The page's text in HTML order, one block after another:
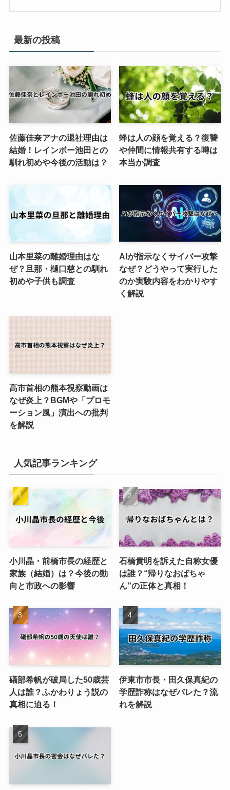
最新の投稿
佐藤佳奈アナの退社理由は
結婚！レインボー池田との
馴れ初めや今後の活動は？
蜂は人の顔を覚える？復讐
や仲間に情報共有する噂は
本当か調査
山本里菜の離婚理由はな
ぜ？旦那・樋口慈との馴れ
初めや子供も調査
AIが指示なくサイバー攻撃
なぜ？どうやって実行した
のか実験内容をわかりやす
く解説
高市首相の熊本視察動画は
なぜ炎上？BGMや「プロモ
ーション風」演出への批判
を解説
人気記事ランキング
小川晶・前橋市長の経歴と
家族（結婚）は？今後の動
向と市政への影響
石橋貴明を訴えた自称女優
は誰？“帰りなおばちゃ
ん”の正体と真相！
礒部希帆が破局した50歳芸
人は誰？ふかわりょう説の
真相に迫る！
伊東市市長・田久保真紀の
学歴詐称はなぜバレた？流
れを解説